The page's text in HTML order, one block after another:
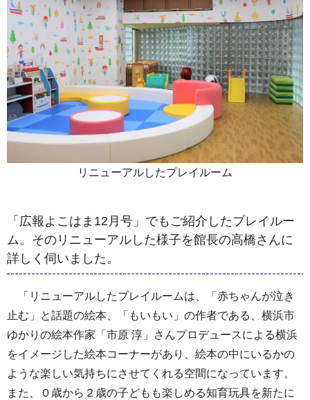
リニューアルしたプレイルーム
「広報よこはま12月号」でもご紹介したプレイルー
ム。そのリニューアルした様子を館長の高橋さんに
詳しく伺いました。
「リニューアルしたプレイルームは、「赤ちゃんが泣き
止む」と話題の絵本、「もいもい」の作者である、横浜市
ゆかりの絵本作家「市原 淳」さんプロデュースによる横浜
をイメージした絵本コーナーがあり、絵本の中にいるかの
ような楽しい気持ちにさせてくれる空間になっています。
また、０歳から２歳の子どもも楽しめる知育玩具を新たに